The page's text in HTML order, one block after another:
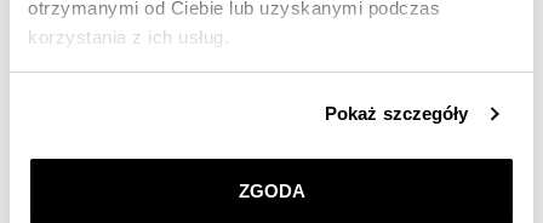
otrzymanymi od Ciebie lub uzyskanymi podczas
korzystania z ich usług.
przez nas plików cookie znajdziesz wPolityce
Pokaż szczegóły
ZGODA